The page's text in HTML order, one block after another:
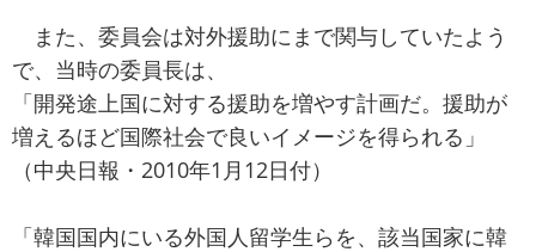
また、委員会は対外援助にまで関与していたよう
で、当時の委員長は、
「開発途上国に対する援助を増やす計画だ。援助が
増えるほど国際社会で良いイメージを得られる」
（中央日報・2010年1月12日付）
「韓国国内にいる外国人留学生らを、該当国家に韓